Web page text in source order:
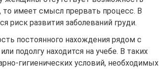
то имеет смысл прервать процесс. В
риск развития заболеваний груди.
постоянного нахождения рядом с
подолгу находится на учебе. В таких
гигиенических условий, необходимых